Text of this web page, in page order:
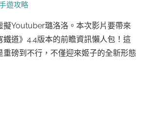
遊攻略
擬Youtuber璐洛洛。本次影片要帶來
鐵道》4.4版本的前瞻資訊懶人包！這
重磅到不行，不僅迎來姬子的全新形態